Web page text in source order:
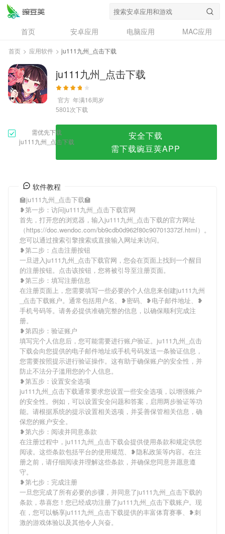
ju111九州_点击下载
首页 安卓应用 电脑应用
MAC应用
资讯
专题
问答
首页 > 应用软件 > ju111九州_点击下载
ju111九州_点击下载
官方 年满16周岁
5801次下载
需优先下载
ju111九州_点击下载
安全下载
需下载豌豆荚APP
软件教程
🏫ju111九州_点击下载🏫
❥第一步：访问ju111九州_点击下载官网
首先，打开您的浏览器，输入ju111九州_点击下载的官方网址
（https://doc.wendoc.com/bb9cdb0d962f80c907013372f.html）。
您可以通过搜索引擎搜索或直接输入网址来访问。
❥第二步：点击注册按钮
一旦进入ju111九州_点击下载官网，您会在页面上找到一个醒目
的注册按钮。点击该按钮，您将被引导至注册页面。
❥第三步：填写注册信息
在注册页面上，您需要填写一些必要的个人信息来创建ju111九州
_点击下载账户。通常包括用户名、❥密码、❥电子邮件地址、❥
手机号码等。请务必提供准确完整的信息，以确保顺利完成注
册。
❥第四步：验证账户
填写完个人信息后，您可能需要进行账户验证。ju111九州_点击
下载会向您提供的电子邮件地址或手机号码发送一条验证信息，
您需要按照提示进行验证操作。这有助于确保账户的安全性，并
防止不法分子滥用您的个人信息。
❥第五步：设置安全选项
ju111九州_点击下载通常要求您设置一些安全选项，以增强账户
的安全性。例如，可以设置安全问题和答案，启用两步验证等功
能。请根据系统的提示设置相关选项，并妥善保管相关信息，确
保您的账户安全。
❥第六步：阅读并同意条款
在注册过程中，ju111九州_点击下载会提供使用条款和规定供您
阅读。这些条款包括平台的使用规范、❥隐私政策等内容。在注
册之前，请仔细阅读并理解这些条款，并确保您同意并愿意遵
守。
❥第七步：完成注册
一旦您完成了所有必要的步骤，并同意了ju111九州_点击下载的
条款，恭喜您！您已经成功注册了ju111九州_点击下载账户。现
在，您可以畅享ju111九州_点击下载提供的丰富体育赛事、❥刺
激的游戏体验以及其他令人兴奋。